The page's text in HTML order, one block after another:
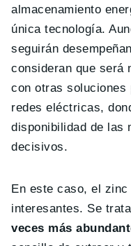
almacenamiento
única tecnología.
seguirán
consideran que será
con otras soluciones
redes eléctricas,
disponibilidad de las
decisivos.
En este caso, el
interesantes. Se
veces más